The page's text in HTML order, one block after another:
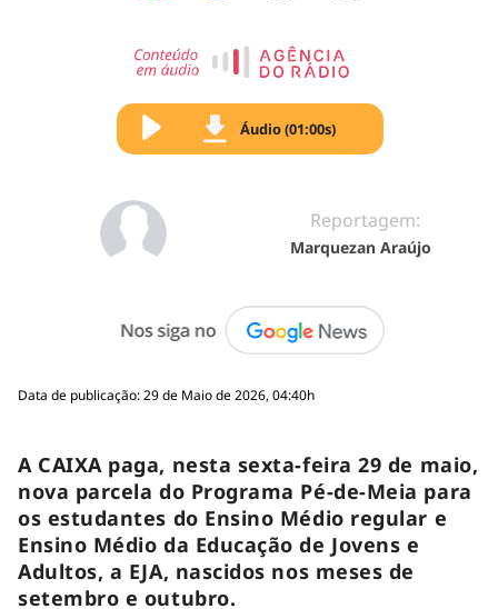
Áudio (01:00s)
Reportagem:
Marquezan Araújo
Data de publicação: 29 de Maio de 2026, 04:40h
A CAIXA paga, nesta sexta-feira 29 de maio,
nova parcela do Programa Pé-de-Meia para
os estudantes do Ensino Médio regular e
Ensino Médio da Educação de Jovens e
Adultos, a EJA, nascidos nos meses de
setembro e outubro.